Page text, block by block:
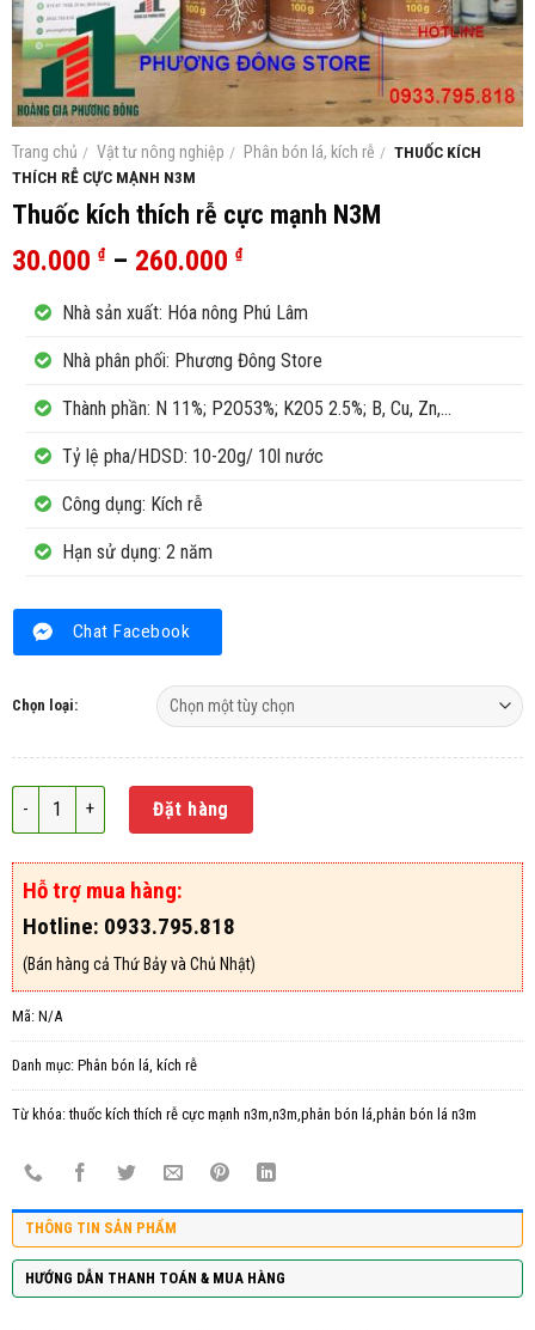
Trang chủ / Vật tư nông nghiệp / Phân bón lá, kích rễ / THUỐC KÍCH
THÍCH RỄ CỰC MẠNH N3M
Thuốc kích thích rễ cực mạnh N3M
30.000 ₫ – 260.000 ₫
Nhà sản xuất: Hóa nông Phú Lâm
Nhà phân phối: Phương Đông Store
Thành phần: N 11%; P2O53%; K2O5 2.5%; B, Cu, Zn,…
Tỷ lệ pha/HDSD: 10-20g/ 10l nước
Công dụng: Kích rễ
Hạn sử dụng: 2 năm
Chat Facebook
Chọn loại:
Thuốc kích thích rễ cực mạnh N3M số lượng
Đặt hàng
Hỗ trợ mua hàng:
Hotline: 0933.795.818
(Bán hàng cả Thứ Bảy và Chủ Nhật)
Mã: N/A
Danh mục: Phân bón lá, kích rễ
Từ khóa:thuốc kích thích rễ cực mạnh n3m,n3m,phân bón lá,phân bón lá n3m
THÔNG TIN SẢN PHẨM
HƯỚNG DẪN THANH TOÁN & MUA HÀNG